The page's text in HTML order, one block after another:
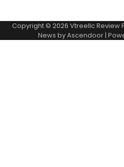
Copyright © 2026 Vtreellc Review
News byAscendoor|